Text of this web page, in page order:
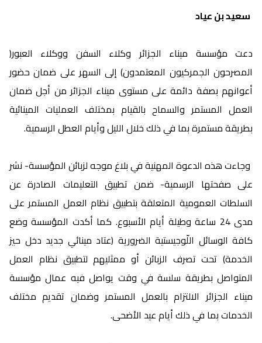
سعيد بن عياد
دعت مؤسسة ميناء الجزائر وكلاء السفن ووكلاء العبور(
المصرحون الجمركيون المعتمدون) إلى السهر على ضمان حضور
أعوانهم بصفة دائمة على مستوى ميناء الجزائر من أجل ضمان
العمل المستمر والسماح بالقيام بمختلف العمليات المينائية
بطريقة مستمرة بما في ذلك خلال الليل وأيام العطل الرسمية.
وجاءت هذه الدعوة المهنية في بلاغ موجه لزبائن المؤسسة- نشر
على صفحتها الرسمية- ضمن تطبيق التعليمات الصادرة عن
السلطات العمومية المتعلقة بتطبيق نظام العمل المستمر على
مدى 24 ساعة وطيلة أيام الأسبوع. كما أكدت المؤسسة وضع
كافة الوسائل اللّوجيستية الضرورية (عتاد مينائي جديد دخل حيز
الخدمة) تحت تصرف الزبائن أو ممثليهم لتطبيق نظام العمل
المتواصل بطريقة سلسة في وقت يواصل فيه عمال مؤسسة
ميناء الجزائر الالتزام بالعمل المستمر وضمان تقديم مختلف
الخدمات بما في ذلك أيام عيد الأضحى.